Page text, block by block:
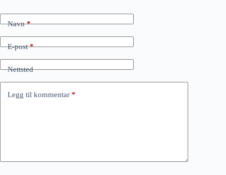
Navn*
E-post*
Nettsted
Legg til kommentar *